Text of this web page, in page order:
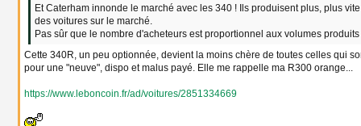
Et Caterham innonde le marché avec les 340 ! Ils produisent plus, plus
des voitures sur le marché.
Pas sûr que le nombre d'acheteurs est proportionnel aux volumes produits
Cette 340R, un peu optionnée, devient la moins chère de toutes celles qui
pour une "neuve", dispo et malus payé. Elle me rappelle ma R300 orange...
https://www.leboncoin.fr/ad/voitures/2851334669